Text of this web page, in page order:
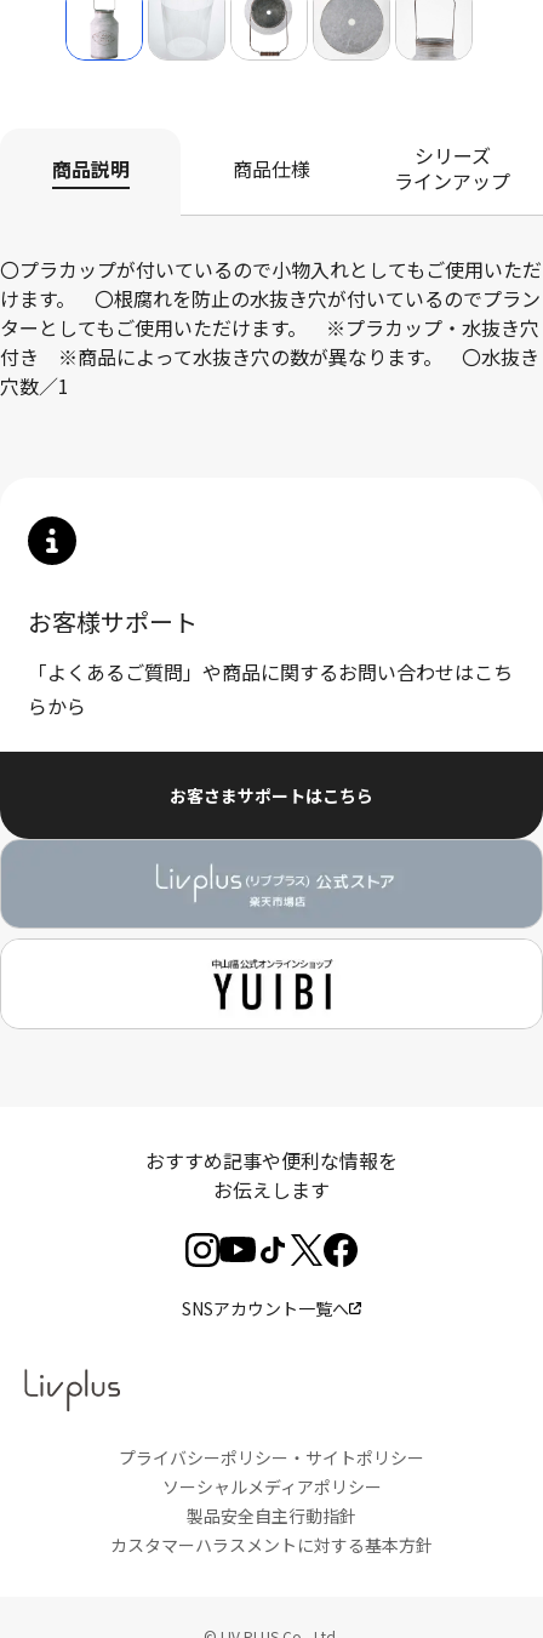
商品説明 商品仕様
シリーズ
ラインアップ
〇プラカップが付いているので小物入れとしてもご使用いただ
けます。 〇根腐れを防止の水抜き穴が付いているのでプラン
ターとしてもご使用いただけます。 ※プラカップ・水抜き穴
付き ※商品によって水抜き穴の数が異なります。 〇水抜き
穴数／1
お客様サポート
「よくあるご質問」や商品に関するお問い合わせはこち
らから
お客さまサポートはこちら
おすすめ記事や便利な情報を
お伝えします
SNSアカウント一覧へ
プライバシーポリシー・サイトポリシー
ソーシャルメディアポリシー
製品安全自主行動指針
カスタマーハラスメントに対する基本方針